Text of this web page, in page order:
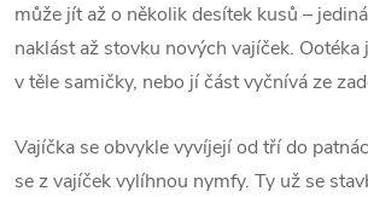
může jít až o několik desítek kusů –
naklást až stovku nových vajíček. Ootéka
v těle samičky, nebo jí část vyčnívá ze
Vajíčka se obvykle vyvíjejí od tří do
se z vajíček vylíhnou nymfy. Ty už se